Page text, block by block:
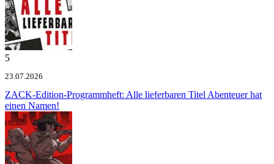
5
23.07.2026
ZACK-Edition-Programmheft: Alle lieferbaren Titel Abenteuer hat
einen Namen!